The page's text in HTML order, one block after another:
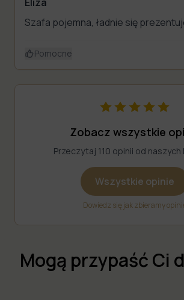
Szafa pojemna, ładnie się
Pomocne
Zobacz wszystkie
Przeczytaj 110 opinii od
Wszystkie opinie
Dowiedz się jak zbieramy
Mogą przypaść Ci